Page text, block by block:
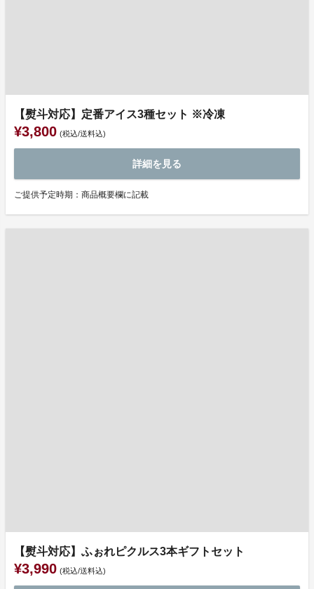
【熨斗対応】定番アイス3種セット ※冷凍
¥3,800 (税込/送料込)
詳細を見る
ご提供予定時期：商品概要欄に記載
【熨斗対応】ふぉれピクルス3本ギフトセット
¥3,990 (税込/送料込)